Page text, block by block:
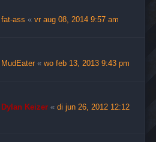
fat-ass « vr aug 08, 2014 9:57 am
MudEater « wo feb 13, 2013 9:43 pm
Dylan Keizer « di jun 26, 2012 12:12